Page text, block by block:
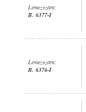
Lemezszám:
B. 6377-I
Lemezszám:
B. 6376-I